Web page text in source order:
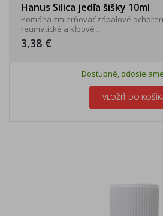
Hanus Silica jedľa šišky 10ml
Pomáha zmierňovať zápalové
reumatické a kĺbové ...
3,38 €
Dostupné,
VLOŽIŤ DO